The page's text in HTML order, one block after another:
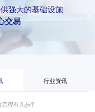
强大的基础设施
交易
行业资讯
程有几步?